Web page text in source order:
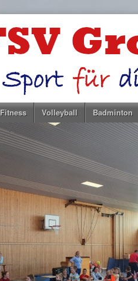
Fitness Volleyball Badminton